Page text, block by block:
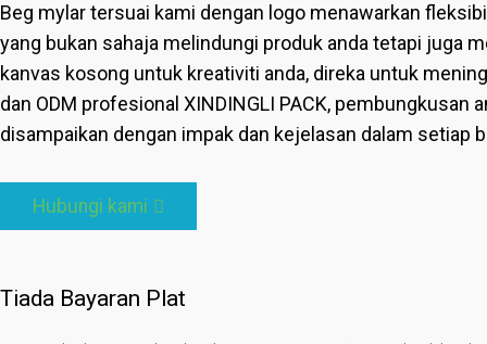
Beg mylar tersuai kami dengan logo menawarkan
yang bukan sahaja melindungi produk anda tetapi juga
kanvas kosong untuk kreativiti anda, direka untuk
dan ODM profesional XINDINGLI PACK,
disampaikan dengan impak dan kejelasan dalam setiap
Hubungi kami
Tiada Bayaran Plat